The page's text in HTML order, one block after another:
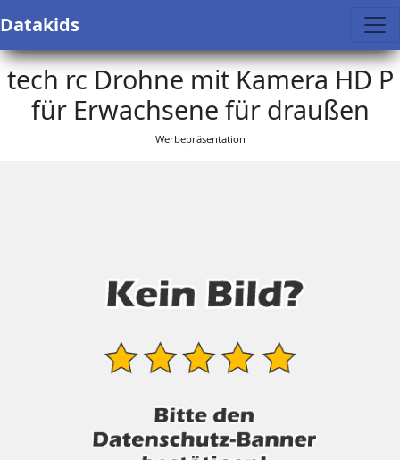
Datakids
tech rc Drohne mit Kamera HD P
für Erwachsene für draußen
Werbepräsentation